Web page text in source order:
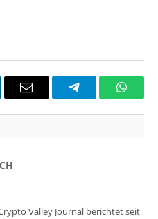
Email Telegram
Valley Journal berichtet seit